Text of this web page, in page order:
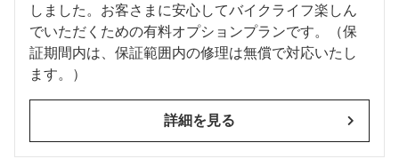
しました。お客さまに安心してバイクライフ楽しん
でいただくための有料オプションプランです。（保
証期間内は、保証範囲内の修理は無償で対応いたし
ます。）
詳細を見る